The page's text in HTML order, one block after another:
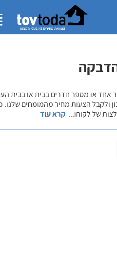
אחד או מספר חדרים בבית או בבית
ולקבל הצעות מחיר מהמומחים שלנו.
של לקוחו... קרא עוד